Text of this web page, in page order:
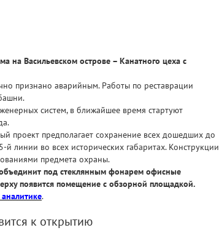
на Васильевском острове – Канатного цеха с
признано аварийным. Работы по реставрации
систем, в ближайшее время стартуют
проект предполагает сохранение всех дошедших до
линии во всех исторических габаритах. Конструкции
предмета охраны.
под стеклянным фонарем офисные
появится помещение с обзорной площадкой.
.
к открытию